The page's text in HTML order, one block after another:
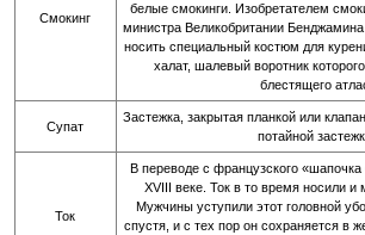
Смокинг
белые смокинги. Изобретателем
министра Великобритании
носить специальный костюм для
халат, шалевый воротник
блестящего
Супат
Застежка, закрытая планкой или
потайной
Ток
В переводе с французского
XVIII веке. Ток в то время носили
Мужчины уступили этот головной
спустя, и с тех пор он сохраняется в